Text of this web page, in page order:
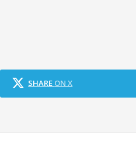
SHARE ON X